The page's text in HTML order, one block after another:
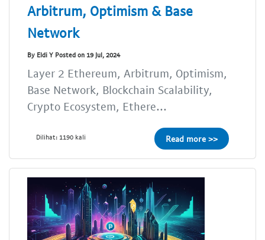
Arbitrum, Optimism & Base
Network
By Eldi Y Posted on 19 Jul, 2024
Layer 2 Ethereum, Arbitrum, Optimism,
Base Network, Blockchain Scalability,
Crypto Ecosystem, Ethere...
Dilihat: 1190 kali Read more >>